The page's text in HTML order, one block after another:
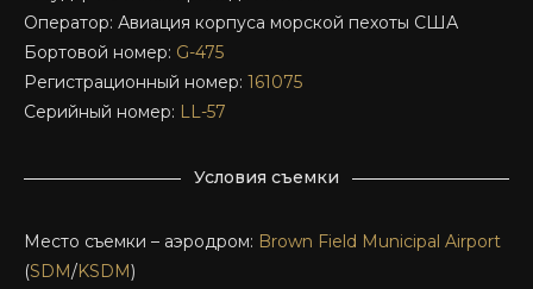
Оператор: Авиация корпуса морской пехоты США
Бортовой номер: G-475
Регистрационный номер: 161075
Серийный номер: LL-57
Условия съемки
Место съемки – аэродром: Brown Field Municipal Airport
(SDM/KSDM)